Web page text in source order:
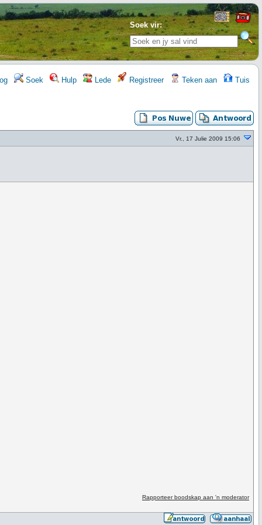
Soek vir:
Soek Hulp Lede Registreer Teken aan Tuis
Vr., 17 Julie 2009 15:06
Rapporteer boodskap aan 'n moderator